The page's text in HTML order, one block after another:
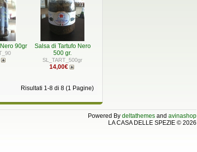
90gr
Salsa di Tartufo Nero
500 gr.
SL_TART_500gr
14,00€
Risultati 1-8 di 8 (1 Pagine)
Powered By deltathemes and avinashop
LA CASA DELLE SPEZIE © 2026